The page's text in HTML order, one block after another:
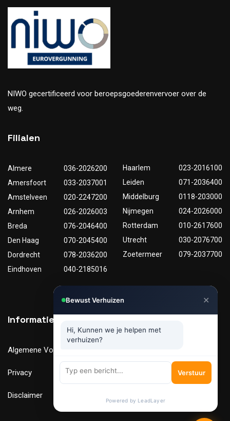
NIWO gecertificeerd voor beroepsgoederenvervoer over de
weg.
Filialen
Almere
036-2026200
Amersfoort
033-2037001
Amstelveen
020-2247200
Arnhem
026-2026003
Breda
076-2046400
Den Haag
070-2045400
Dordrecht
078-2036200
Eindhoven
040-2185016
Haarlem
023-2016100
Leiden
071-2036400
Middelburg
0118-203000
Nijmegen
024-2026000
Rotterdam
010-2617600
Utrecht
030-2076700
Zoetermeer
079-2037700
Informatie
Algemene Voorwaarden
Privacy
Disclaimer
Verhuismaterialen
Bewust Verhuizen ✕
Hi, Kunnen we je helpen met
verhuizen?
Verstuur
Powered by LeadLayer